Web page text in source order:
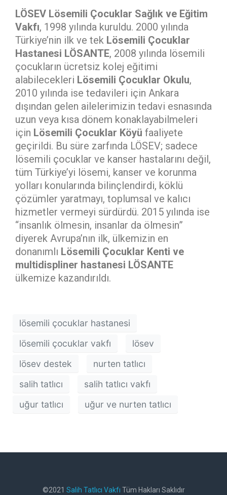
LÖSEV Lösemili Çocuklar Sağlık ve Eğitim
Vakfı, 1998 yılında kuruldu. 2000 yılında
Türkiye’nin ilk ve tek Lösemili Çocuklar
Hastanesi LÖSANTE, 2008 yılında lösemili
çocukların ücretsiz kolej eğitimi
alabilecekleri Lösemili Çocuklar Okulu,
2010 yılında ise tedavileri için Ankara
dışından gelen ailelerimizin tedavi esnasında
uzun veya kısa dönem konaklayabilmeleri
için Lösemili Çocuklar Köyü faaliyete
geçirildi. Bu süre zarfında LÖSEV; sadece
lösemili çocuklar ve kanser hastalarını değil,
tüm Türkiye’yi lösemi, kanser ve korunma
yolları konularında bilinçlendirdi, köklü
çözümler yaratmayı, toplumsal ve kalıcı
hizmetler vermeyi sürdürdü. 2015 yılında ise
“insanlık ölmesin, insanlar da ölmesin”
diyerek Avrupa’nın ilk, ülkemizin en
donanımlı Lösemili Çocuklar Kenti ve
multidispliner hastanesi LÖSANTE
ülkemize kazandırıldı.
lösemili çocuklar hastanesi
lösemili çocuklar vakfı
lösev
lösev destek
nurten tatlıcı
salih tatlıcı
salih tatlıcı vakfı
uğur tatlıcı
uğur ve nurten tatlıcı
©2021 Salih Tatlıcı Vakfı Tüm Hakları Saklıdır